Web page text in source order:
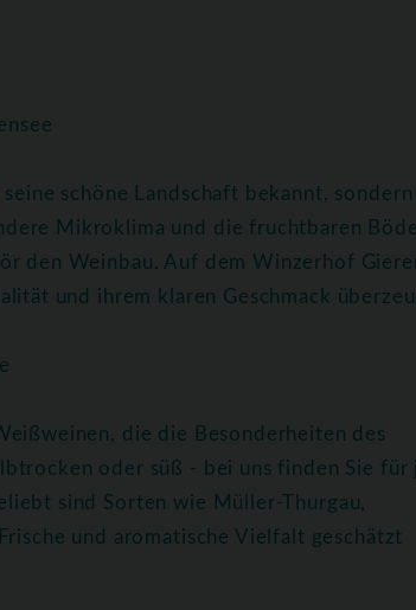
schöne Landschaft bekannt, sondern
Mikroklima und die fruchtbaren
den Weinbau. Auf dem Winzerhof
und ihrem klaren Geschmack
die die Besonderheiten des
oder süß - bei uns finden Sie für
sind Sorten wie Müller-Thurgau,
und aromatische Vielfalt geschätzt